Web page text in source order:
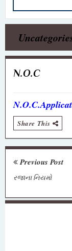
N.O.C
Share This
Previous Post
રજાના નિયમો